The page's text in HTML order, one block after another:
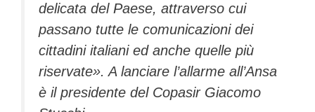
delicata del Paese, attraverso cui
passano tutte le comunicazioni dei
cittadini italiani ed anche quelle più
riservate». A lanciare l’allarme all’Ansa
è il presidente del Copasir Giacomo